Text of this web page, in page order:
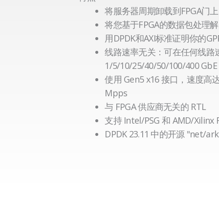
将服务器周期卸载到FPGA门上
将您基于FPGA的数据包处理
用DPDK和AXI标准证明你的
线路速率无关：可在任何线路
1/5/10/25/40/50/100/400 GbE
使用 Gen5 x16 接口，速度高
Mpps
与 FPGA 供应商无关的 RTL
支持 Intel/PSG 和 AMD/Xilinx
DPDK 23.11 中的开源 "net/